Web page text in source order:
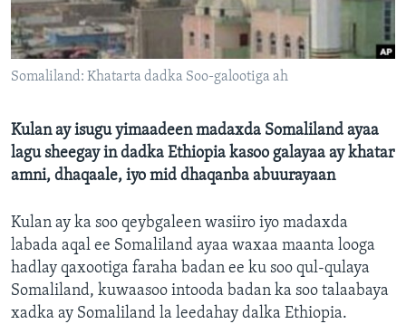
FAAQIDAADDA TODDOBAADKA
DHEXTAALKA TODDOBAADKA
Somaliland: Khatarta dadka Soo-galootiga ah
Kulan ay isugu yimaadeen madaxda Somaliland ayaa
lagu sheegay in dadka Ethiopia kasoo galayaa ay khatar
amni, dhaqaale, iyo mid dhaqanba abuurayaan
Kulan ay ka soo qeybgaleen wasiiro iyo madaxda
labada aqal ee Somaliland ayaa waxaa maanta looga
hadlay qaxootiga faraha badan ee ku soo qul-qulaya
Somaliland, kuwaasoo intooda badan ka soo talaabaya
xadka ay Somaliland la leedahay dalka Ethiopia.